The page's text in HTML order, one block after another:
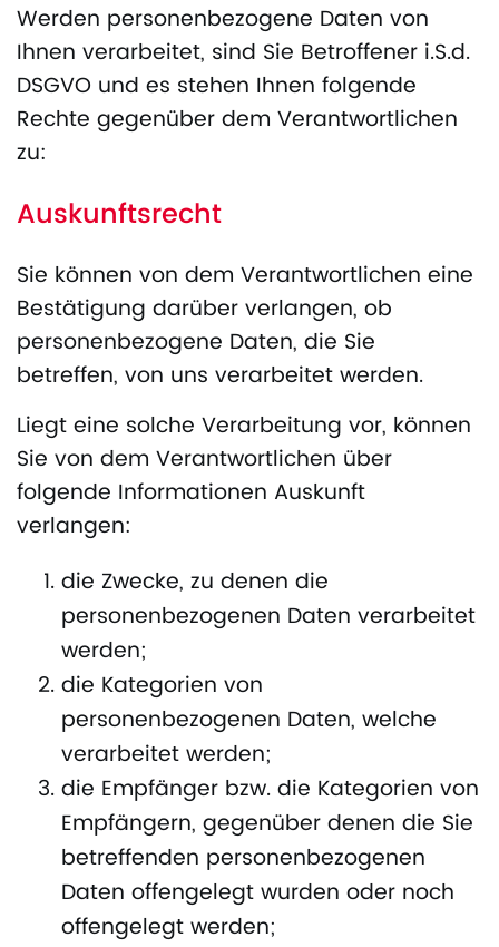
Werden personenbezogene Daten von
Ihnen verarbeitet, sind Sie Betroffener i.S.d.
DSGVO und es stehen Ihnen folgende
Rechte gegenüber dem Verantwortlichen
zu:
Auskunftsrecht
Sie können von dem Verantwortlichen eine
Bestätigung darüber verlangen, ob
personenbezogene Daten, die Sie
betreffen, von uns verarbeitet werden.
Liegt eine solche Verarbeitung vor, können
Sie von dem Verantwortlichen über
folgende Informationen Auskunft
verlangen:
die Zwecke, zu denen die
personenbezogenen Daten verarbeitet
werden;
die Kategorien von
personenbezogenen Daten, welche
verarbeitet werden;
die Empfänger bzw. die Kategorien von
Empfängern, gegenüber denen die Sie
betreffenden personenbezogenen
Daten offengelegt wurden oder noch
offengelegt werden;